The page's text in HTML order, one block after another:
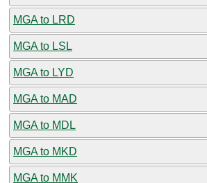
MGA to LRD
MGA to LSL
MGA to LYD
MGA to MAD
MGA to MDL
MGA to MKD
MGA to MMK